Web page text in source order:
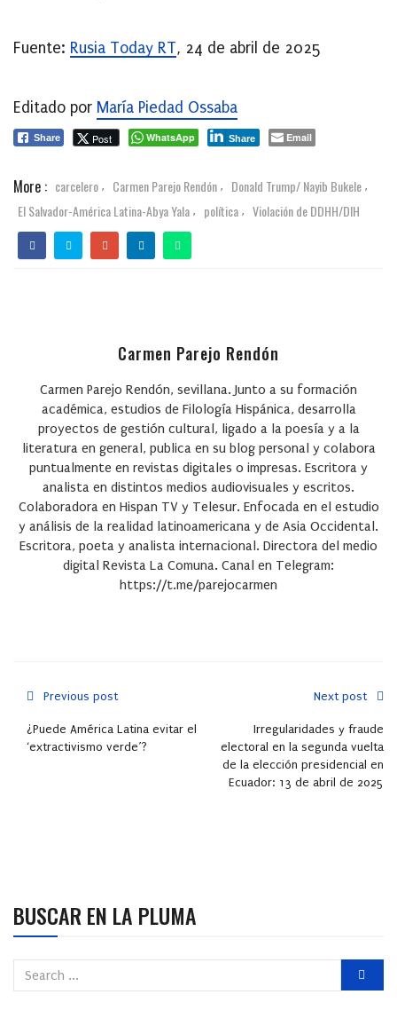
Fuente: Rusia Today RT, 24 de abril de 2025
Editado por María Piedad Ossaba
Share Post WhatsApp Share Email
More : carcelero , Carmen Parejo Rendón , Donald Trump/ Nayib Bukele ,
El Salvador-América Latina-Abya Yala , política , Violación de DDHH/DIH
Carmen Parejo Rendón
Carmen Parejo Rendón, sevillana. Junto a su formación
académica, estudios de Filología Hispánica, desarrolla
proyectos de gestión cultural, ligado a la poesía y a la
literatura en general, publica en su blog personal y colabora
puntualmente en revistas digitales o impresas. Escritora y
analista en distintos medios audiovisuales y escritos.
Colaboradora en Hispan TV y Telesur. Enfocada en el estudio
y análisis de la realidad latinoamericana y de Asia Occidental.
Escritora, poeta y analista internacional. Directora del medio
digital Revista La Comuna. Canal en Telegram:
https://t.me/parejocarmen
Previous post
¿Puede América Latina evitar el
‘extractivismo verde’?
Next post
Irregularidades y fraude
electoral en la segunda vuelta
de la elección presidencial en
Ecuador: 13 de abril de 2025
BUSCAR EN LA PLUMA